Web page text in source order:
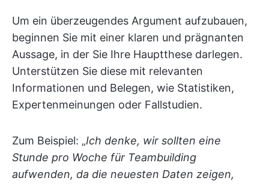
Um ein überzeugendes Argument aufzubauen,
beginnen Sie mit einer klaren und prägnanten
Aussage, in der Sie Ihre Hauptthese darlegen.
Unterstützen Sie diese mit relevanten
Informationen und Belegen, wie Statistiken,
Expertenmeinungen oder Fallstudien.
Zum Beispiel: „Ich denke, wir sollten eine
Stunde pro Woche für Teambuilding
aufwenden, da die neuesten Daten zeigen,